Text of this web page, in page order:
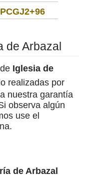
de Arbazal
Iglesia de
realizadas por
nuestra garantía
observa algún
use el
de Arbazal